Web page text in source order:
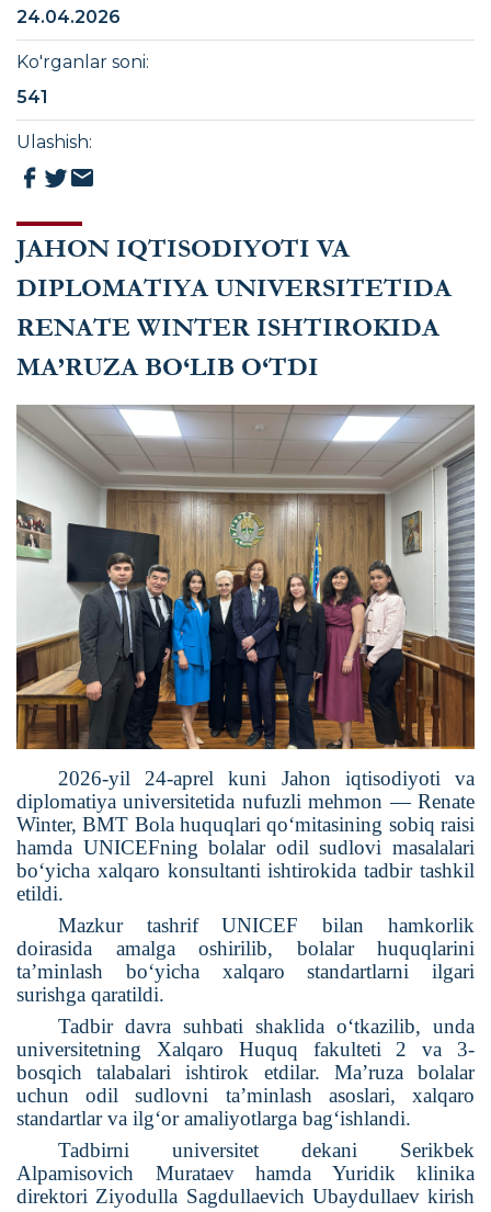
JAHON IQTISODIYOTI VA
DIPLOMATIYA UNIVERSITETIDA
RENATE WINTER ISHTIROKIDA
MA’RUZA BO‘LIB O‘TDI
2026-yil 24-aprel kuni Jahon iqtisodiyoti va
diplomatiya universitetida nufuzli mehmon — Renate
Winter, BMT Bola huquqlari qo‘mitasining sobiq raisi
hamda UNICEFning bolalar odil sudlovi masalalari
bo‘yicha xalqaro konsultanti ishtirokida tadbir tashkil
etildi.
Mazkur tashrif UNICEF bilan hamkorlik
doirasida amalga oshirilib, bolalar huquqlarini
ta’minlash bo‘yicha xalqaro standartlarni ilgari
surishga qaratildi.
Tadbir davra suhbati shaklida o‘tkazilib, unda
universitetning Xalqaro Huquq fakulteti 2 va 3-
bosqich talabalari ishtirok etdilar. Ma’ruza bolalar
uchun odil sudlovni ta’minlash asoslari, xalqaro
standartlar va ilg‘or amaliyotlarga bag‘ishlandi.
Tadbirni universitet dekani Serikbek
Alpamisovich Murataev hamda Yuridik klinika
direktori Ziyodulla Sagdullaevich Ubaydullaev kirish
24.04.2026
Ko'rganlar soni:
541
Ulashish: